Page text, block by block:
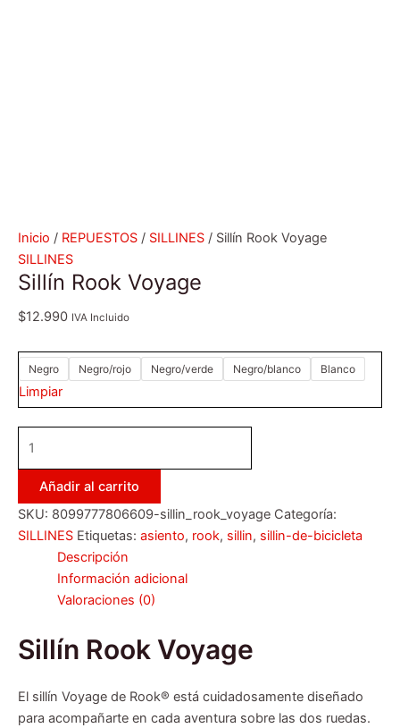
Inicio / REPUESTOS / SILLINES / Sillín Rook Voyage
SILLINES
Sillín Rook Voyage
$12.990 IVA Incluido
Negro Negro/rojo Negro/verde Negro/blanco Blanco
Limpiar
Añadir al carrito
SKU: 8099777806609-sillin_rook_voyage Categoría:
SILLINES Etiquetas: asiento, rook, sillin, sillin-de-bicicleta
Descripción
Información adicional
Valoraciones (0)
Sillín Rook Voyage
El sillín Voyage de Rook® está cuidadosamente diseñado
para acompañarte en cada aventura sobre las dos ruedas.